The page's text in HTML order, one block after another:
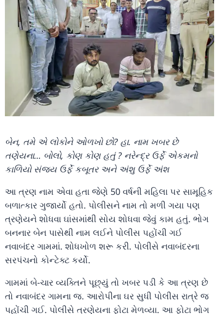
બેન, તમે એ લોકોને ઓળખો છો? હા. નામ ખબર છે
તણેયના… બોલો, કોણ કોણ હતું ? નરેન્દ્ર ઉર્ફે એકમનો
કાળિયો સંજય ઉર્ફે કબૂતર અને અંશુ ઉર્ફે અંશ
આ ત્રણ નામ એવા હતા જેણે 50 વર્ષની મહિલા પર સામૂહિક
બળાત્કાર ગુજાર્યો હતો. પોલીસને નામ તો મળી ગયા પણ
ત્રણેયને શોધવા ઘાંસમાંથી સોય શોધવા જેવું કામ હતું. ભોગ
બનનાર બેન પાસેથી નામ લઈને પોલીસ પહોંચી ગઈ
નવાબંદર ગામમાં. શોધખોળ શરૂ કરી. પોલીસે નવાબંદરના
સરપંચનો કોન્ટેક્ટ કર્યો.
ગામમાં બે-ચાર વ્યક્તિને પૂછ્યું તો ખબર પડી કે આ ત્રણ છે
તો નવાબંદર ગામના જ. આરોપીના ઘર સુધી પોલીસ રાત્રે જ
પહોંચી ગઈ. પોલીસે ત્રણેયના ફોટા મેળવ્યા. આ ફોટા ભોગ